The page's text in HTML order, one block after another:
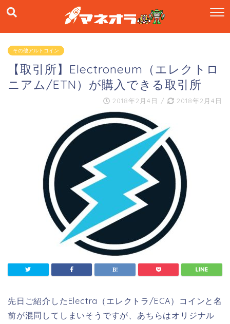
その他アルトコイン
【取引所】Electroneum（エレクトロ
ニアム/ETN）が購入できる取引所
2018年2月4日 / 2018年2月4日
先日ご紹介したElectra（エレクトラ/ECA）コインと名
前が混同してしまいそうですが、あちらはオリジナル